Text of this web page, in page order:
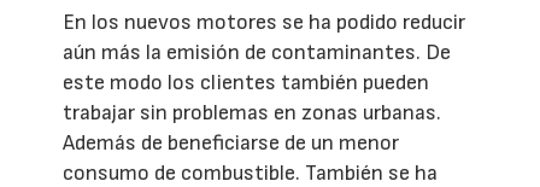
En los nuevos motores se ha podido reducir
aún más la emisión de contaminantes. De
este modo los clientes también pueden
trabajar sin problemas en zonas urbanas.
Además de beneficiarse de un menor
consumo de combustible. También se ha